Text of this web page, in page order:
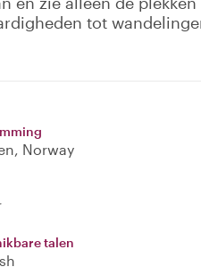
tot
, Norway
talen